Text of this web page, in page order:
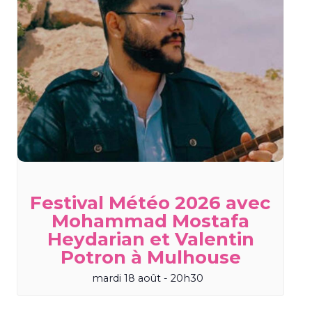
Festival Météo 2026 avec
Mohammad Mostafa
Heydarian et Valentin
Potron à Mulhouse
mardi 18 août - 20h30